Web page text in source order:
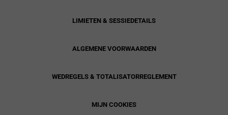
LIMIETEN & SESSIEDETAILS
ALGEMENE VOORWAARDEN
WEDREGELS & TOTALISATORREGLEMENT
MIJN COOKIES